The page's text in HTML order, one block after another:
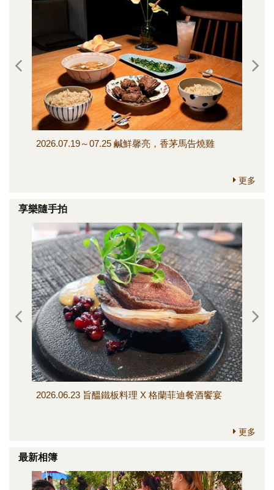
2026.07.19～07.25 鹹鮮馨亮，香茅馬告燒雞
更多
享樂隨手拍
2026.06.23 旨醞鐵板料理 X 格蘭菲迪餐酒饗宴
更多
最新相簿